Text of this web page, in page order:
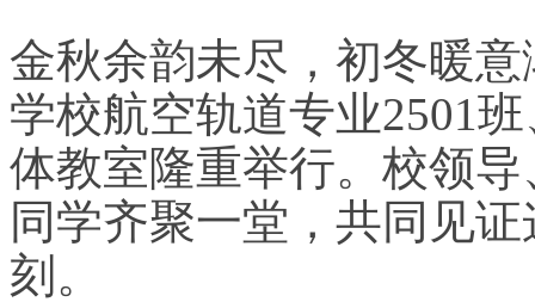
金秋余韵未尽，初冬暖
学校航空轨道专业2501
体教室隆重举行。校领
同学齐聚一堂，共同见
刻。